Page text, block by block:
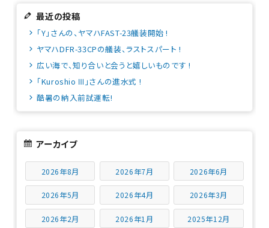
最近の投稿
「Y」さんの、ヤマハFAST-23艤装開始 !
ヤマハDFR-33CPの艤装、ラストスパート !
広い海で、知り合いと会うと嬉しいものです !
「Kuroshio Ⅲ」さんの進水式 !
酷暑の納入前試運転!
アーカイブ
2026年8月 2026年7月 2026年6月
2026年5月 2026年4月 2026年3月
2026年2月 2026年1月 2025年12月